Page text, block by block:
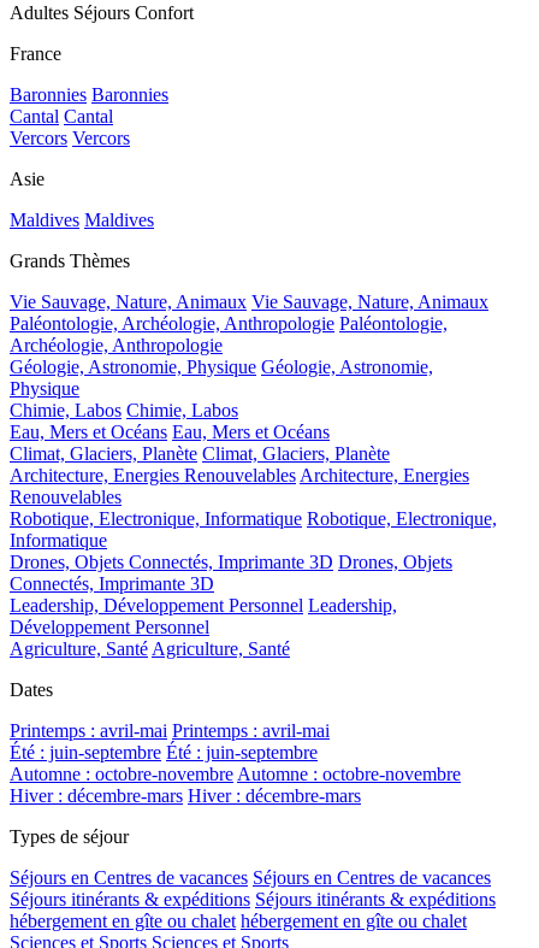
Adultes Séjours Confort
France
Baronnies Baronnies
Cantal Cantal
Vercors Vercors
Asie
Maldives Maldives
Grands Thèmes
Vie Sauvage, Nature, Animaux Vie Sauvage, Nature, Animaux
Paléontologie, Archéologie, Anthropologie Paléontologie,
Archéologie, Anthropologie
Géologie, Astronomie, Physique Géologie, Astronomie,
Physique
Chimie, Labos Chimie, Labos
Eau, Mers et Océans Eau, Mers et Océans
Climat, Glaciers, Planète Climat, Glaciers, Planète
Architecture, Energies Renouvelables Architecture, Energies
Renouvelables
Robotique, Electronique, Informatique Robotique, Electronique,
Informatique
Drones, Objets Connectés, Imprimante 3D Drones, Objets
Connectés, Imprimante 3D
Leadership, Développement Personnel Leadership,
Développement Personnel
Agriculture, Santé Agriculture, Santé
Dates
Printemps : avril-mai Printemps : avril-mai
Été : juin-septembre Été : juin-septembre
Automne : octobre-novembre Automne : octobre-novembre
Hiver : décembre-mars Hiver : décembre-mars
Types de séjour
Séjours en Centres de vacances Séjours en Centres de vacances
Séjours itinérants & expéditions Séjours itinérants & expéditions
hébergement en gîte ou chalet hébergement en gîte ou chalet
Sciences et Sports Sciences et Sports